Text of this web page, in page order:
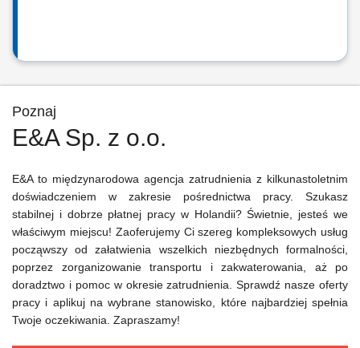
Poznaj
E&A Sp. z o.o.
E&A to międzynarodowa agencja zatrudnienia z kilkunastoletnim
doświadczeniem w zakresie pośrednictwa pracy. Szukasz
stabilnej i dobrze płatnej pracy w Holandii? Świetnie, jesteś we
właściwym miejscu! Zaoferujemy Ci szereg kompleksowych usług
począwszy od załatwienia wszelkich niezbędnych formalności,
poprzez zorganizowanie transportu i zakwaterowania, aż po
doradztwo i pomoc w okresie zatrudnienia. Sprawdź nasze oferty
pracy i aplikuj na wybrane stanowisko, które najbardziej spełnia
Twoje oczekiwania. Zapraszamy!